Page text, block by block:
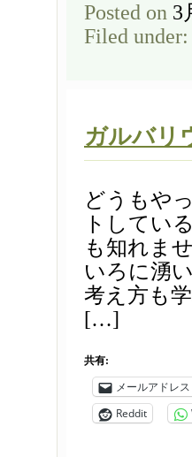
Posted on 3
Filed under:
ガルバリ
どうもや
トしてい
も知れま
いろに湧
考え方も
[…]
共有:
メールアドレス
Reddit